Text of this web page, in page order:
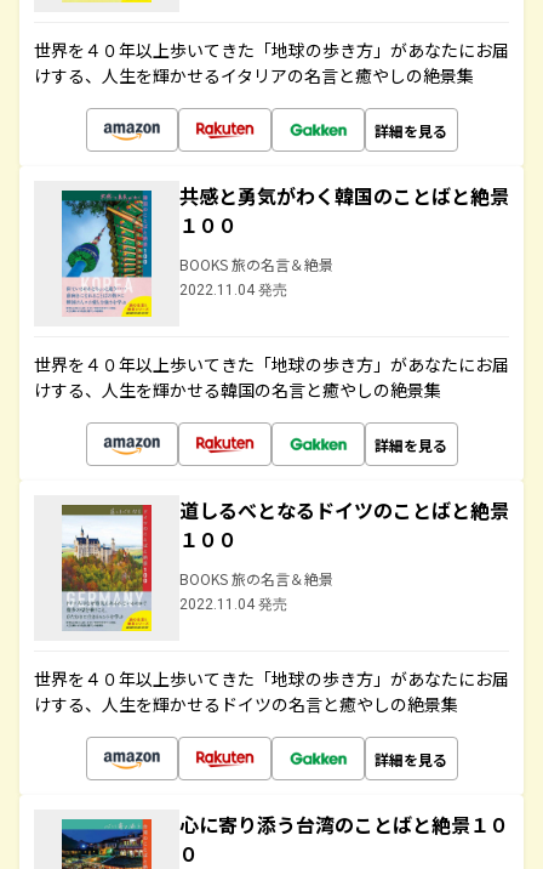
世界を４０年以上歩いてきた「地球の歩き方」があなたにお届
けする、人生を輝かせるイタリアの名言と癒やしの絶景集
詳細を見る
共感と勇気がわく韓国のことばと絶景
１００
BOOKS 旅の名言＆絶景
2022.11.04 発売
世界を４０年以上歩いてきた「地球の歩き方」があなたにお届
けする、人生を輝かせる韓国の名言と癒やしの絶景集
詳細を見る
道しるべとなるドイツのことばと絶景
１００
BOOKS 旅の名言＆絶景
2022.11.04 発売
世界を４０年以上歩いてきた「地球の歩き方」があなたにお届
けする、人生を輝かせるドイツの名言と癒やしの絶景集
詳細を見る
心に寄り添う台湾のことばと絶景１０
０